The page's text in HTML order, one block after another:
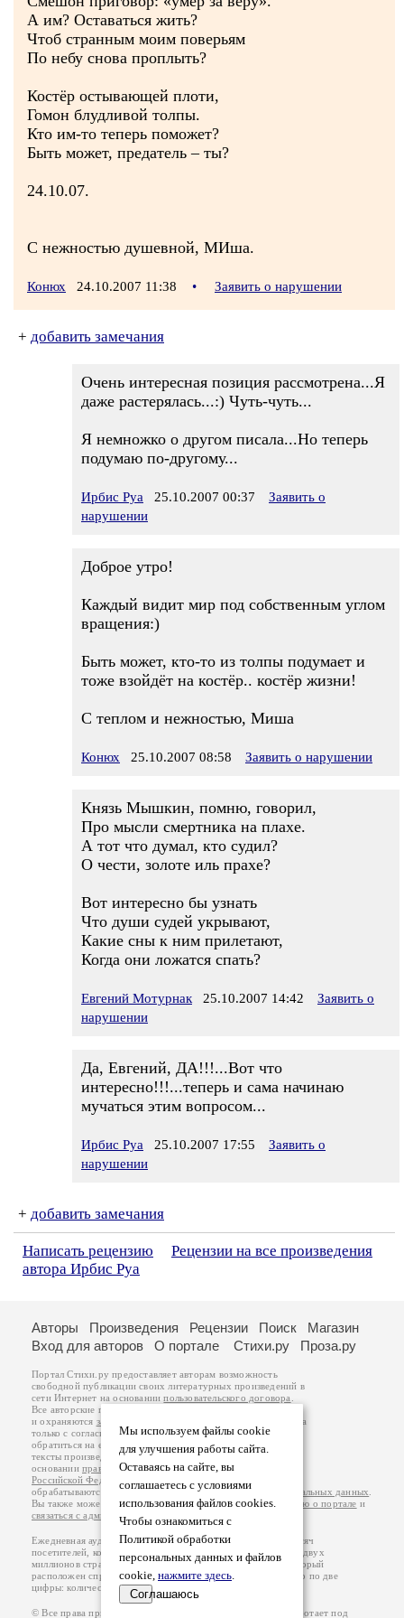
А им? Оставаться жить?
Чтоб странным моим поверьям
По небу снова проплыть?
Костёр остывающей плоти,
Гомон блудливой толпы.
Кто им-то теперь поможет?
Быть может, предатель – ты?
24.10.07.
С нежностью душевной, МИша.
Конюх 24.10.2007 11:38 • Заявить о нарушении
+ добавить замечания
Очень интересная позиция рассмотрена...Я
даже растерялась...:) Чуть-чуть...
Я немножко о другом писала...Но теперь
подумаю по-другому...
Ирбис Руа 25.10.2007 00:37
Заявить о
нарушении
Доброе утро!
Каждый видит мир под собственным углом
вращения:)
Быть может, кто-то из толпы подумает и
тоже взойдёт на костёр.. костёр жизни!
С теплом и нежностью, Миша
Конюх 25.10.2007 08:58 Заявить о нарушении
Князь Мышкин, помню, говорил,
Про мысли смертника на плахе.
А тот что думал, кто судил?
О чести, золоте иль прахе?
Вот интересно бы узнать
Что души судей укрывают,
Какие сны к ним прилетают,
Когда они ложатся спать?
Евгений Мотурнак 25.10.2007 14:42
Заявить о
нарушении
Да, Евгений, ДА!!!...Вот что
интересно!!!...теперь и сама начинаю
мучаться этим вопросом...
Ирбис Руа 25.10.2007 17:55
Заявить о
нарушении
+ добавить замечания
Написать рецензию
Рецензии на все произведения
автора Ирбис Руа
Мы используем файлы cookie
для улучшения работы сайта.
Оставаясь на сайте, вы
соглашаетесь с условиями
использования файлов cookies.
Чтобы ознакомиться с
Политикой обработки
персональных данных и файлов
cookie, нажмите здесь.
Соглашаюсь
Авторы Произведения Рецензии Поиск
Магазин
Вход для авторов
О портале Стихи.ру Проза.ру
Портал Стихи.ру предоставляет авторам возможность
свободной публикации своих литературных произведений в
сети Интернет на основаниипользовательского договора
Все авторские права на произведения принадлежат авторам
и охраняются законом
. Перепечатка произведений возможна
только с согласия его автора, к которому вы можете
обратиться на его авторской странице. Ответственность за
тексты произведений авторы несут самостоятельно на
основанииправил публикацииизаконодательства
Российской Федерации
обрабатываются на основанииПолитики обработки персональных данных
Вы также можете посмотреть более подробнуюинформацию о портале и
связаться с администрацией
Ежедневная аудитория портала Стихи.ру – порядка 200 тысяч
посетителей, которые в общей сумме просматривают более двух
миллионов страниц по данным счетчика посещаемости, который
расположен справа от этого текста. В каждой графе указано по две
цифры: количество просмотров и количество посетителей.
© Все права принадлежат авторам, 2000-2026. Портал работает под